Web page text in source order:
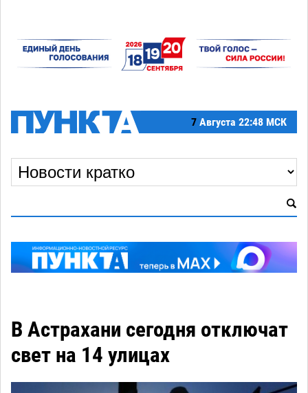
7 Августа 22:48 МСК
В Астрахани сегодня отключат
свет на 14 улицах